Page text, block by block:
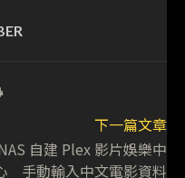
下一篇文章
自建 Plex 影片娛樂中
手動輸入中文電影資料